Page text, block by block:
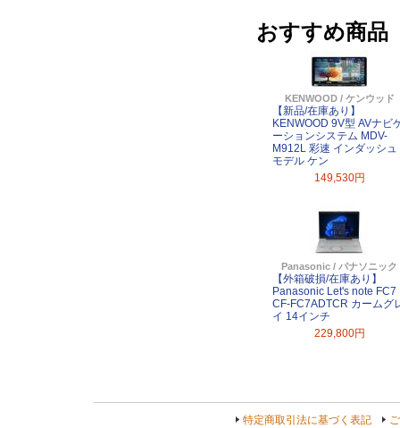
おすすめ商品
KENWOOD / ケンウッド
【新品/在庫あり】
KENWOOD 9V型 AVナビ
ーションシステム MDV-
M912L 彩速 インダッシュ
モデル ケン
149,530円
Panasonic / パナソニック
【外箱破損/在庫あり】
Panasonic Let's note FC7
CF-FC7ADTCR カームグ
イ 14インチ
229,800円
特定商取引法に基づく表記